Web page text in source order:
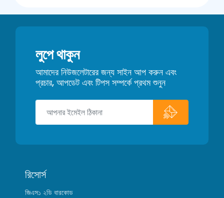
লুপে থাকুন
আমাদের নিউজলেটারের জন্য সাইন আপ করুন এবং
প্রচার, আপডেট এবং টিপস সম্পর্কে প্রথম শুনুন
রিসোর্স
জিএস১ ২ডি বারকোড